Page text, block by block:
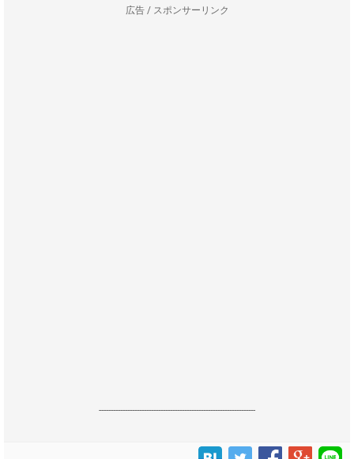
広告 / スポンサーリンク
------------------------------------------------------------------